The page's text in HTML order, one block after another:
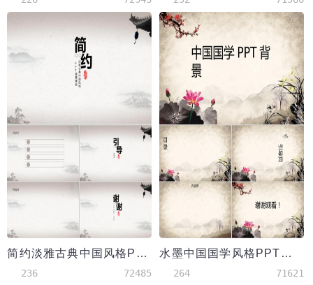
简约淡雅古典中国风格PPT背景模板
236 72485
水墨中国国学风格PPT背景素材模板
264 71621